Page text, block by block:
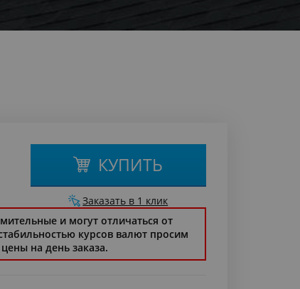
КУПИТЬ
Заказать в 1 клик
и могут отличаться от
курсов валют просим
на день заказа.